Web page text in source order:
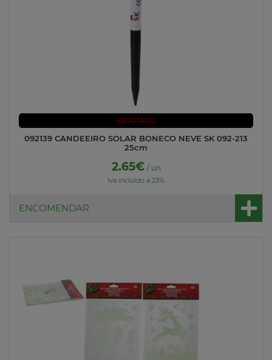
ESGOTADO
092139 CANDEEIRO SOLAR BONECO NEVE SK 092-213
25cm
2.65€ / un
Iva incluído a 23%
ENCOMENDAR